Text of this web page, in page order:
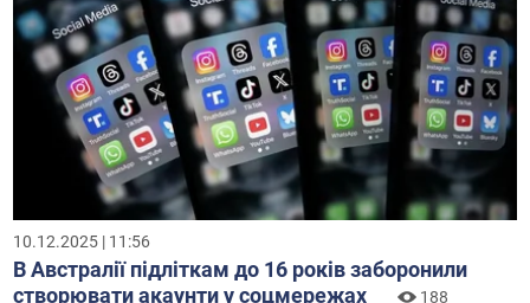
10.12.2025 | 11:56
В Австралії підліткам до 16 років заборонили
створювати акаунти у соцмережах
188